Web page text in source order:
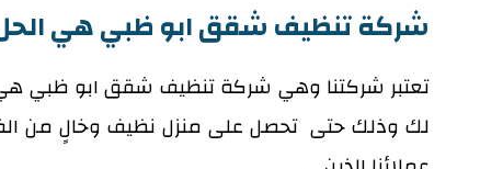
شركة تنظيف شقق ابو ظبي هي الحل
تعتبر شركتنا وهي شركة تنظيف شقق ابو ظبي هي
لك وذلك حتى تحصل على منزل نظيف وخالٍ من